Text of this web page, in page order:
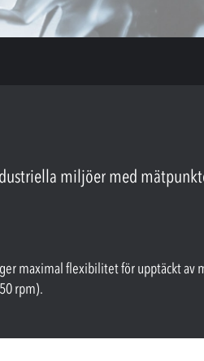
miljöer med
maximal flexibilitet för upptäckt av
rpm).